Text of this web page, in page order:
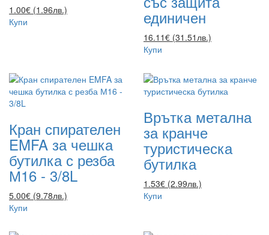
1.00€ (1.96лв.)
Купи
единичен
16.11€ (31.51лв.)
Купи
Кран спирателен
EMFA за чешка
бутилка с резба
М16 - 3/8L
5.00€ (9.78лв.)
Купи
Врътка метална
за кранче
туристическа
бутилка
1.53€ (2.99лв.)
Купи